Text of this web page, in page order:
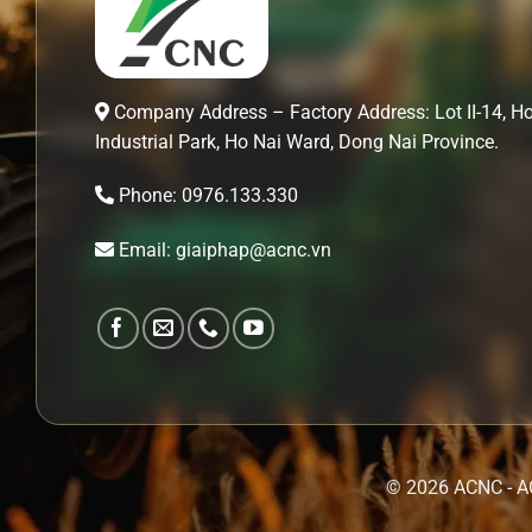
Company Address – Factory Address: Lot II-14,
Industrial Park, Ho Nai Ward, Dong Nai Province.
Phone: 0976.133.330
Email: giaiphap@acnc.vn
© 2026 ACNC -